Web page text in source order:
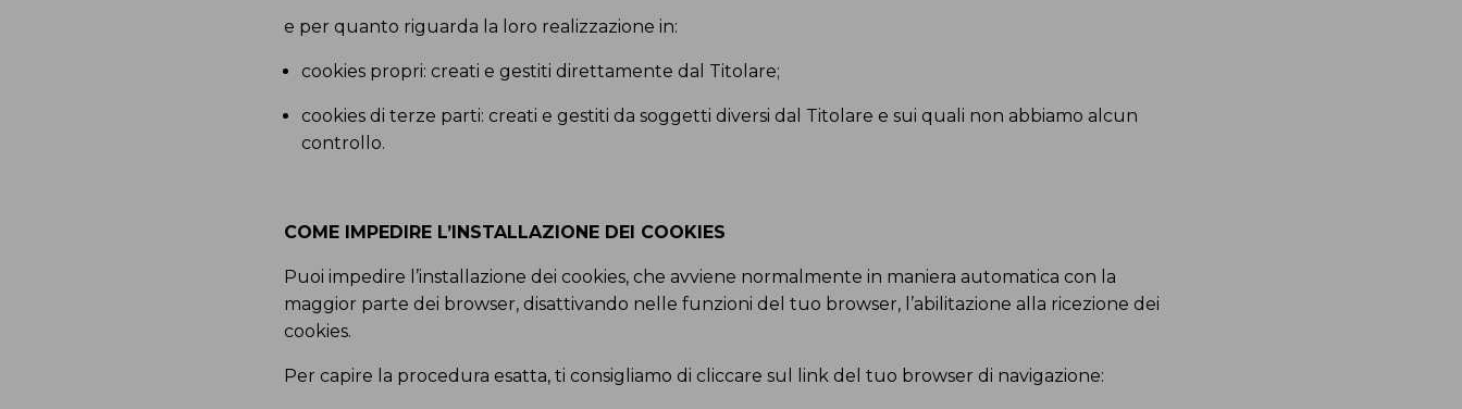
e per quanto riguarda la loro realizzazione in:
cookies propri: creati e gestiti direttamente dal Titolare;
cookies di terze parti: creati e gestiti da soggetti diversi dal Titolare e sui quali non abbiamo alcun
controllo.
COME IMPEDIRE L’INSTALLAZIONE DEI COOKIES
Puoi impedire l’installazione dei cookies, che avviene normalmente in maniera automatica con la
maggior parte dei browser, disattivando nelle funzioni del tuo browser, l’abilitazione alla ricezione dei
cookies.
Per capire la procedura esatta, ti consigliamo di cliccare sul link del tuo browser di navigazione: